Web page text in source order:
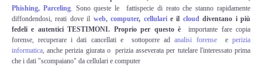
Privacy & GDPR
Resp. Amministrativa dlsg 231
Phishing, Parceling. Sono queste le fattispecie di reato che stanno rapidamente
diffondendosi, reati dove il web,computer, cellularie il clouddiventano i più
fedeli e autentici TESTIMONI. Proprio per questo è
importante fare copia
forense, recuperare i dati cancellati e sottoporre adanalisi forenseeperizia
informatica , anche perizia giurata o perizia asseverata per tutelare l'interessato prima
che i dati "scompaiano" da cellulari e computer